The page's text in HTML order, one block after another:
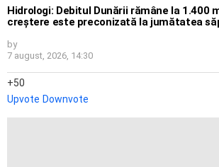
Hidrologi: Debitul Dunării rămâne la 1.400
creștere este preconizată la jumătatea
by
7 august, 2026, 14:30
50
Upvote Downvote